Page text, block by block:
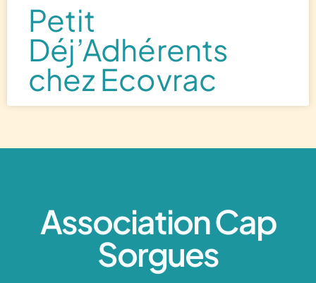
Petit
Déj’Adhérents
chez Ecovrac
Association Cap
Sorgues